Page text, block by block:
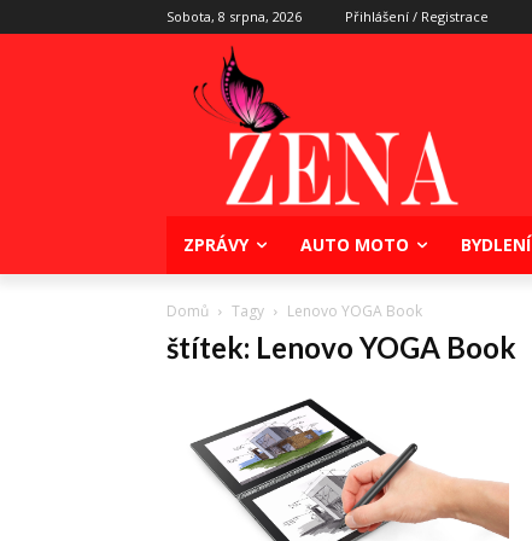
Sobota, 8 srpna, 2026 Přihlášení / Registrace
ZPRÁVY AUTO MOTO BYDLENÍ
Domů Tagy Lenovo YOGA Book
štítek: Lenovo YOGA Book